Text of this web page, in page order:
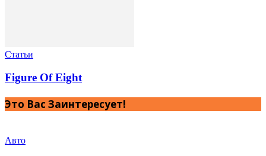
Статьи
Figure Of Eight
Это Вас Заинтересует!
Авто